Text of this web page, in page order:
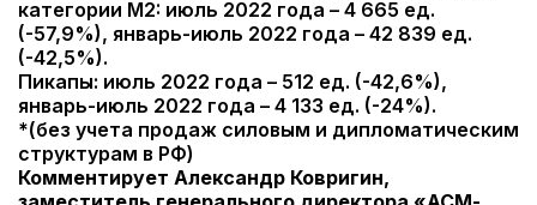
категории M2: июль 2022 года – 4 665 ед.
(-57,9%), январь-июль 2022 года – 42 839 ед.
(-42,5%).
Пикапы: июль 2022 года – 512 ед. (-42,6%),
январь-июль 2022 года – 4 133 ед. (-24%).
*(без учета продаж силовым и дипломатическим
структурам в РФ)
Комментирует Александр Ковригин,